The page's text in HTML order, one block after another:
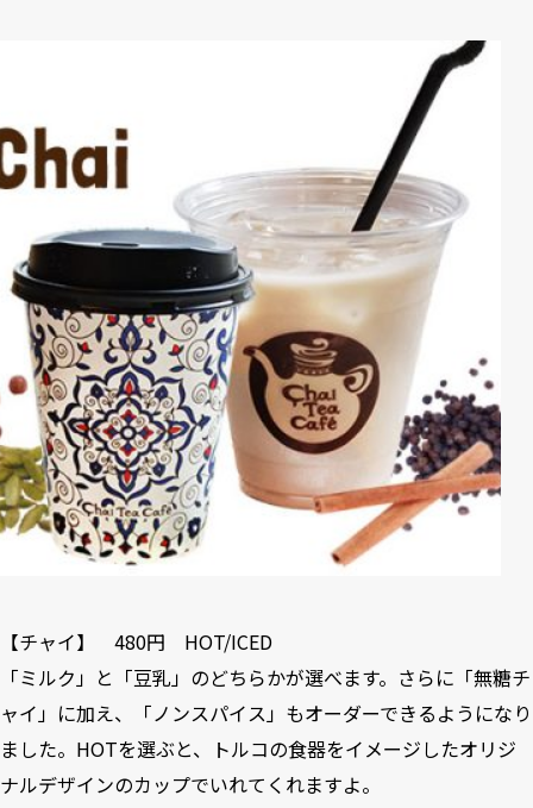
【チャイ】 480円 HOT/ICED
「ミルク」と「豆乳」のどちらかが選べます。さらに「無糖チ
ャイ」に加え、「ノンスパイス」もオーダーできるようになり
ました。HOTを選ぶと、トルコの食器をイメージしたオリジ
ナルデザインのカップでいれてくれますよ。